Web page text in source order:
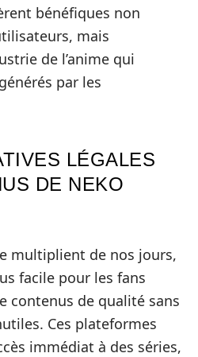
bénéfiques non
mais
de l’anime qui
par les
LÉGALES
DE NEKO
multiplient de nos jours,
facile pour les fans
contenus de qualité sans
Ces plateformes
immédiat à des séries,